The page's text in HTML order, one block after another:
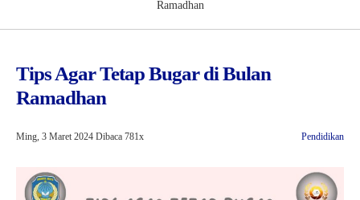
Informasi
Ramadhan
Tips Agar Tetap Bugar di Bulan
Ramadhan
Ming, 3 Maret 2024 Dibaca 781x Pendidikan